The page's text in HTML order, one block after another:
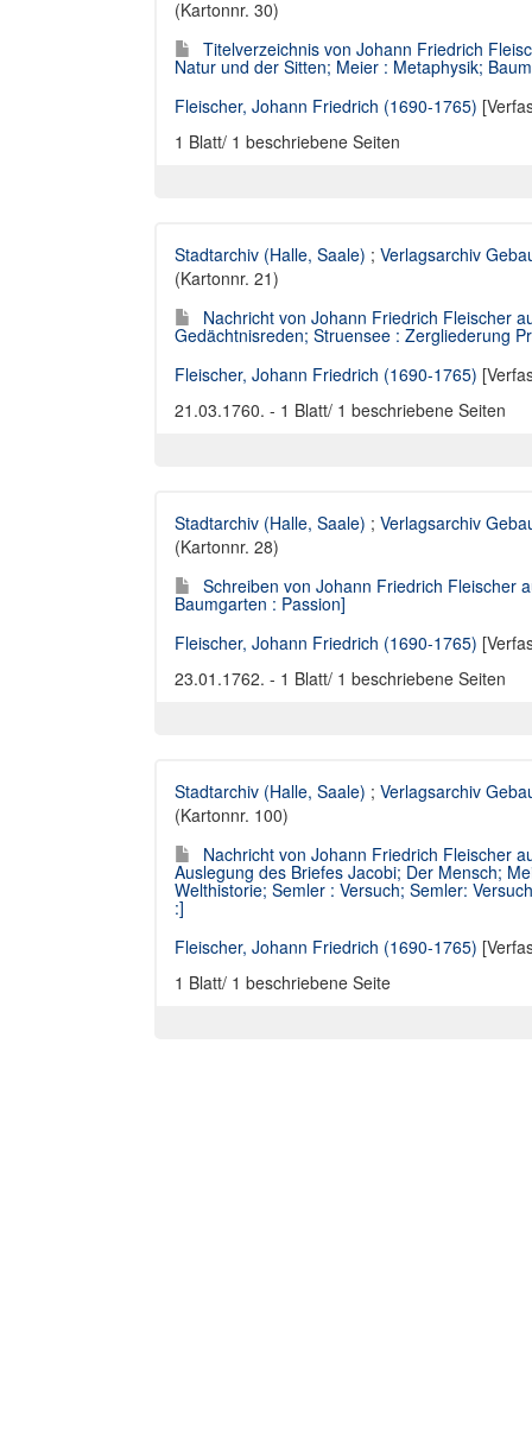
(Kartonnr. 30)
Titelverzeichnis von Johann Friedrich
Natur und der Sitten; Meier : Metaphysik;
Fleischer, Johann Friedrich (1690-1765)
1 Blatt/ 1 beschriebene Seiten
Stadtarchiv (Halle, Saale) ; Verlagsarchiv
(Kartonnr. 21)
Nachricht von Johann Friedrich Fleischer
Gedächtnisreden; Struensee : Zergliederung
Fleischer, Johann Friedrich (1690-1765)
21.03.1760. - 1 Blatt/ 1 beschriebene Seiten
Stadtarchiv (Halle, Saale) ; Verlagsarchiv
(Kartonnr. 28)
Schreiben von Johann Friedrich Fleischer
Baumgarten : Passion]
Fleischer, Johann Friedrich (1690-1765)
23.01.1762. - 1 Blatt/ 1 beschriebene Seiten
Stadtarchiv (Halle, Saale) ; Verlagsarchiv
(Kartonnr. 100)
Nachricht von Johann Friedrich Fleischer
Auslegung des Briefes Jacobi; Der Mensch;
Welthistorie; Semler : Versuch; Semler:
:]
Fleischer, Johann Friedrich (1690-1765)
1 Blatt/ 1 beschriebene Seite